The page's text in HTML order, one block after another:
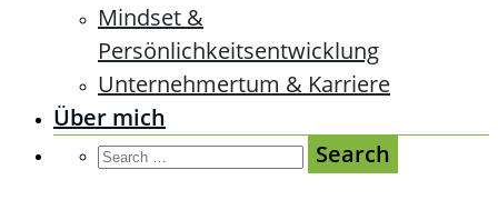
Mindset &
Persönlichkeitsentwicklung
Unternehmertum & Karriere
Über mich